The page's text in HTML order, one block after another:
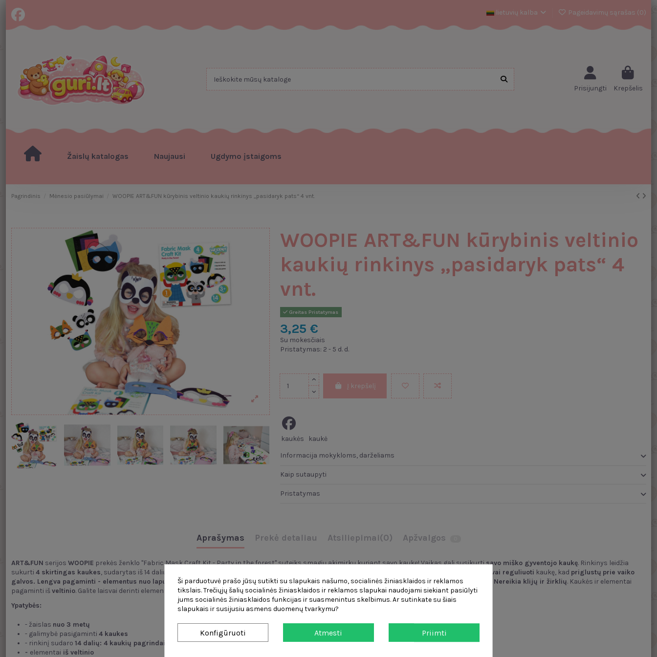
lietuvių kalba Pageidavimų sąrašas (0)
Prisijungti Krepšelis
Žaislų katalogas Naujausi Ugdymo įstaigoms
Pagrindinis Mėnesio pasiūlymai WOOPIE ART&FUN kūrybinis veltinio kaukių rinkinys „pasidaryk pats“ 4 vnt.
WOOPIE ART&FUN kūrybinis veltinio
kaukių rinkinys „pasidaryk pats“ 4
vnt.
Greitas Pristatymas
3,25 €
Su mokesčiais
Pristatymas: 2 - 5 d. d.
Į krepšelį
kaukės kaukė
Informacija mokykloms, darželiams
Kaip sutaupyti
Pristatymas
Aprašymas Prekė detaliau Atsiliepimai(0) Apžvalgos
ART&FUN serijos WOOPIE prekės ženklo "Fabric Mask Craft Kit - Party in the forest" suteiks smagių akimirkų kuriant savo kaukę! Vaikas gali susikurtisavo miško gyventojo kaukę. Rinkinys leidžia
sukurti 4 skirtingas kaukes, sudarytas iš 14 dalių: galima lengvai reguliuoti kaukę, kad priglustų prie vaiko
galvos. Lengva pagaminti - elementus nuo lapų galima lengvai atskirti ir tiesiog nuplėštipopieriųnuo lipnaus dugno iruždėtielementusant Nereikia klijų ir žirklių. Kaukės ir elementai
pagaminti išveltinio. Galite laisvai derinti elementus tarpusavyje! Ant pakuotės yra kaukių gamybos pavyzdžiai.
Ypatybės:
- žaislas nuo 3 metų
- galimybė pasigaminti 4 kaukes
- rinkinį sudaro 14 dalių: 4 kaukių pagrindai , 5 lentossu75 elementais
- elementai iš veltinio
Ši parduotuvė prašo jūsų sutikti su slapukais našumo, socialinės žiniasklaidos ir reklamos
tikslais. Trečiųjų šalių socialinės žiniasklaidos ir reklamos slapukai naudojami siekiant pasiūlyti
jums socialinės žiniasklaidos funkcijas ir suasmenintus skelbimus. Ar sutinkate su šiais
slapukais ir susijusiu asmens duomenų tvarkymu?
Konfigūruoti Atmesti Priimti